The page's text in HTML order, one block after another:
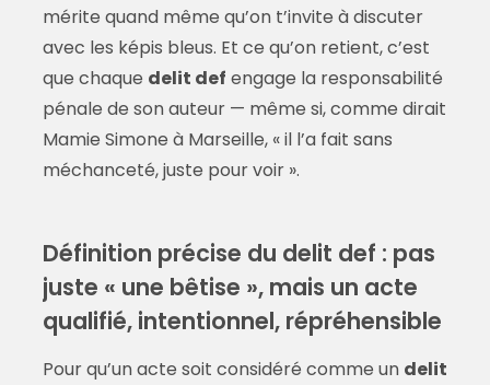
mérite quand même qu’on t’invite à discuter
avec les képis bleus. Et ce qu’on retient, c’est
que chaque delit def engage la responsabilité
pénale de son auteur — même si, comme dirait
Mamie Simone à Marseille, « il l’a fait sans
méchanceté, juste pour voir ».
Définition précise du delit def : pas
juste « une bêtise », mais un acte
qualifié, intentionnel, répréhensible
Pour qu’un acte soit considéré comme un delit